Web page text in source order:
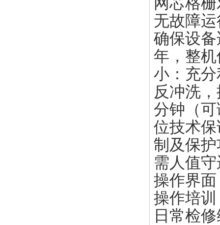
无故障
确保设
年，整
小：充
反冲洗
分钟（
位技术
制及保
需人值
操作界
操作培
日常检